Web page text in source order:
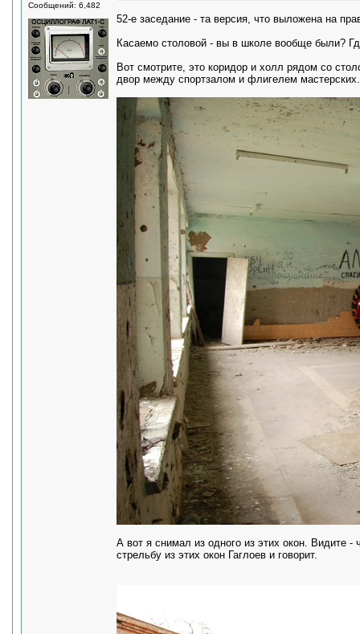
Сообщений: 6,482
52-е заседание - та версия, что выложена на
Касаемо столовой - вы в школе вообще были?
Вот смотрите, это коридор и холл рядом со
двор между спортзалом и флигелем мастерских.
А вот я снимал из одного из этих окон. Видите
стрельбу из этих окон Гаглоев и говорит.